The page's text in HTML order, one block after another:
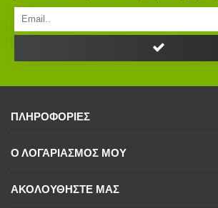
ΠΛΗΡΟΦΟΡΊΕΣ
Ο ΛΟΓΑΡΙΑΣΜΟΣ ΜΟΥ
ΑΚΟΛΟΥΘΉΣΤΕ ΜΑΣ